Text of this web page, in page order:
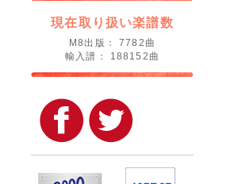
現在取り扱い楽譜数
M8出版： 7782曲
輸入譜： 188152曲